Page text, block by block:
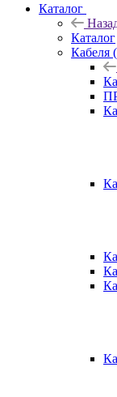
Каталог
Каталог
Кабеля